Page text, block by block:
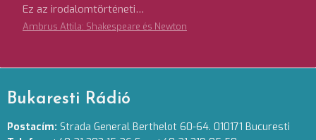
Ez az irodalomtörténeti…
Ambrus Attila: Shakespeare és Newton
Bukaresti Rádió
Postacím: Strada General Berthelot 60-64. 010171 Bucuresti